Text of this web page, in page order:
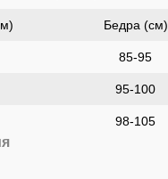
Бедра (см)
85-95
95-100
98-105